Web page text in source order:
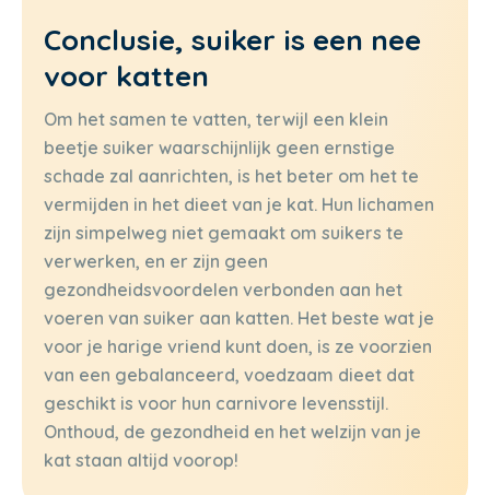
Conclusie, suiker is een nee
voor katten
Om het samen te vatten, terwijl een klein
beetje suiker waarschijnlijk geen ernstige
schade zal aanrichten, is het beter om het te
vermijden in het dieet van je kat. Hun lichamen
zijn simpelweg niet gemaakt om suikers te
verwerken, en er zijn geen
gezondheidsvoordelen verbonden aan het
voeren van suiker aan katten. Het beste wat je
voor je harige vriend kunt doen, is ze voorzien
van een gebalanceerd, voedzaam dieet dat
geschikt is voor hun carnivore levensstijl.
Onthoud, de gezondheid en het welzijn van je
kat staan altijd voorop!